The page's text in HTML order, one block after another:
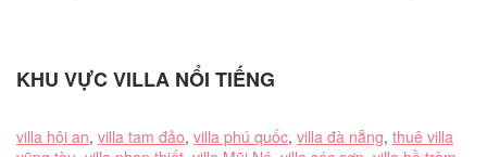
KHU VỰC VILLA NỔI TIẾNG
villa hội an, villa tam đảo, villa phú quốc, villa đà nẵng, thuê villa